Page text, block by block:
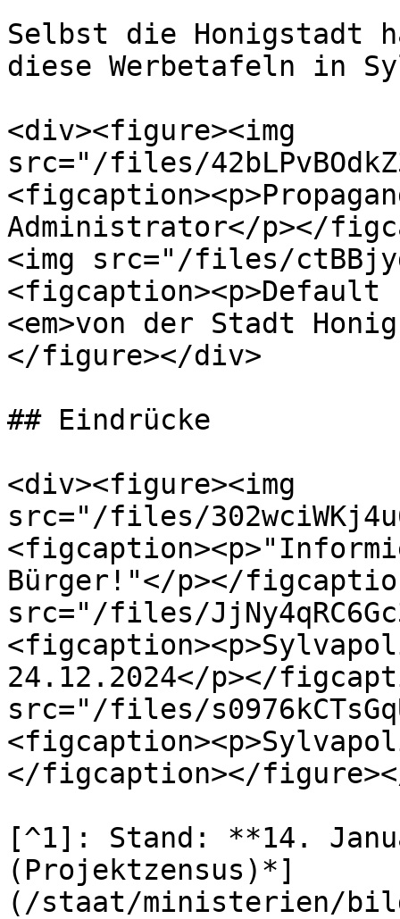
Selbst die Honigstadt
diese Werbetafeln in
<div><figure><img
src="/files/
Administrator</p></
<img src="/files/
<figcaption><p>Default
<em>von der Stadt
</figure></div>
## Eindrücke
<div><figure><img
src="/files/
Bürger!"</p></
src="/files/
24.12.2024</p></
src="/files/
</figcaption></
[^1]: Stand: **14.
(Projektzensus)*]
(/staat/ministerien/